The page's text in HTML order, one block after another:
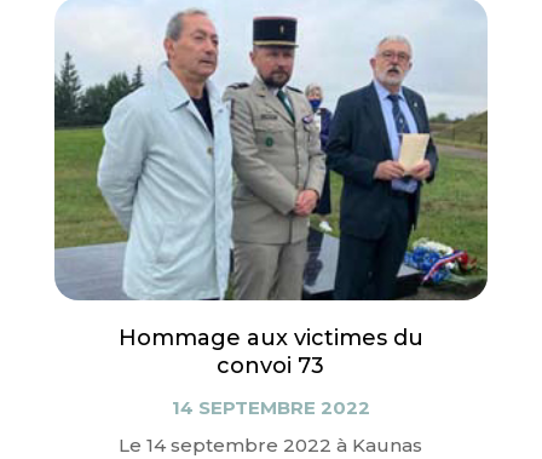
Hommage aux victimes du
convoi 73
14 SEPTEMBRE 2022
Le 14 septembre 2022 à Kaunas